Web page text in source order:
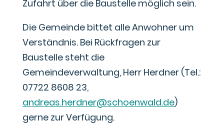
Zufahrt über die Baustelle möglich sein.
Die Gemeinde bittet alle Anwohner um
Verständnis. Bei Rückfragen zur
Baustelle steht die
Gemeindeverwaltung, Herr Herdner (Tel.:
07722 8608 23,
andreas.herdner@schoenwald.de)
gerne zur Verfügung.